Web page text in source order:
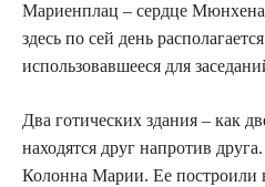
Мариенплац – сердце
здесь по сей день
использовавшееся для
Два готических здания – как
находятся друг напротив
Колонна Марии. Ее построили